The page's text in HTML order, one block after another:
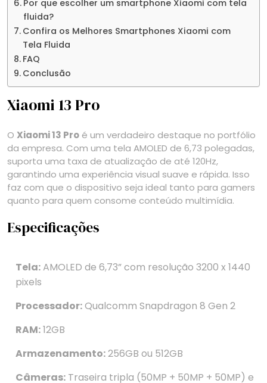
Por que escolher um smartphone Xiaomi com tela
fluida?
Confira os Melhores Smartphones Xiaomi com
Tela Fluida
FAQ
Conclusão
Xiaomi 13 Pro
O Xiaomi 13 Pro é um verdadeiro destaque no portfólio
da empresa. Com uma tela AMOLED de 6,73 polegadas,
suporta uma taxa de atualização de até 120Hz,
garantindo uma experiência visual suave e rápida. Isso
faz com que o dispositivo seja ideal tanto para gamers
quanto para quem consome conteúdo multimídia.
Especificações
Tela:AMOLED de 6,73” com resolução 3200 x 1440
pixels
Processador:Qualcomm Snapdragon 8 Gen 2
RAM:12GB
Armazenamento:256GB ou 512GB
Câmeras: Traseira tripla (50MP + 50MP + 50MP) e